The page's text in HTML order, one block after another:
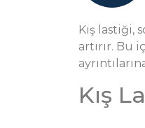
Kış
artırır. Bu
Kış